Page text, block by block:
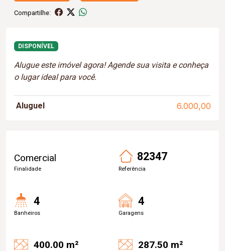
Compartilhe:
DISPONÍVEL
Alugue este imóvel agora! Agende sua visita e conheça
o lugar ideal para você.
Aluguel 6.000,00
Comercial
Finalidade
82347
Referência
4
Banheiros
4
Garagens
400.00 m² 287.50 m²